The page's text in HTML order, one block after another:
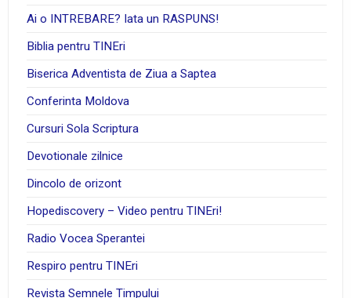
Ai o INTREBARE? Iata un RASPUNS!
Biblia pentru TINEri
Biserica Adventista de Ziua a Saptea
Conferinta Moldova
Cursuri Sola Scriptura
Devotionale zilnice
Dincolo de orizont
Hopediscovery – Video pentru TINEri!
Radio Vocea Sperantei
Respiro pentru TINEri
Revista Semnele Timpului